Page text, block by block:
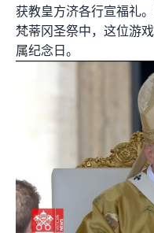
获教皇方济各行宣福礼
梵蒂冈圣祭中，这位游
属纪念日。